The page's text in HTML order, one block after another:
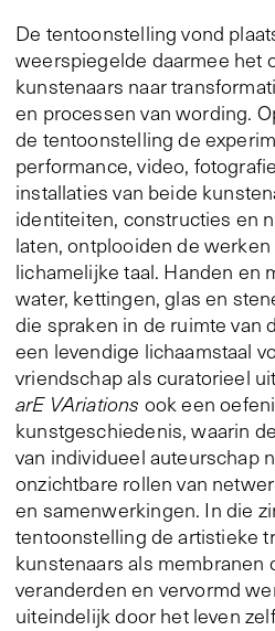
De tentoonstelling vond
weerspiegelde daarmee het
kunstenaars naar
en processen van wording.
de tentoonstelling de
performance, video,
installaties van beide
identiteiten, constructies en
laten, ontplooiden de
lichamelijke taal. Handen en
water, kettingen, glas en
die spraken in de ruimte van
een levendige lichaamstaal
vriendschap als curatorieel
arE VAriations ook een
kunstgeschiedenis, waarin
van individueel auteurschap
onzichtbare rollen van
en samenwerkingen. In die
tentoonstelling de artistieke
kunstenaars als membranen
veranderden en vervormd
uiteindelijk door het leven